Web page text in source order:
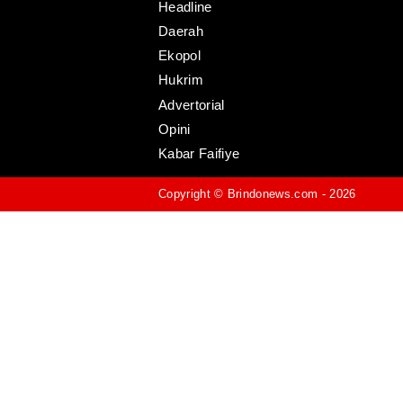
Headline
Daerah
Ekopol
Hukrim
Advertorial
Opini
Kabar Faifiye
Copyright © Brindonews.com - 2026